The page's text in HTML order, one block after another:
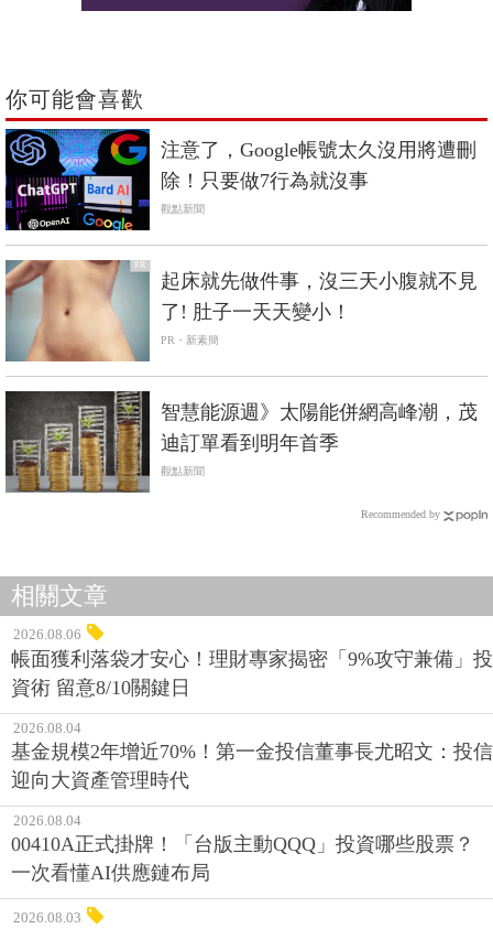
你可能會喜歡
注意了，Google帳號太久沒用將遭刪
除！只要做7行為就沒事
觀點新聞
PR
起床就先做件事，沒三天小腹就不見
了! 肚子一天天變小！
PR・新素簡
智慧能源週》太陽能併網高峰潮，茂
迪訂單看到明年首季
觀點新聞
Recommended by
相關文章
2026.08.06
帳面獲利落袋才安心！理財專家揭密「9%攻守兼備」投
資術 留意8/10關鍵日
2026.08.04
基金規模2年增近70%！第一金投信董事長尤昭文：投信
迎向大資產管理時代
2026.08.04
00410A正式掛牌！「台版主動QQQ」投資哪些股票？
一次看懂AI供應鏈布局
2026.08.03